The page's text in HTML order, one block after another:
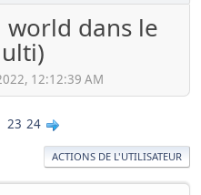
world dans le
12:12:39 AM
23 24
ACTIONS DE L'UTILISATEUR